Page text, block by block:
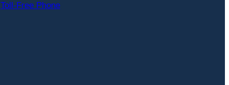
Toll-Free Phone